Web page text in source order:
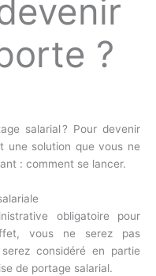
?
salarial ? Pour devenir
une solution que vous ne
: comment se lancer.
obligatoire pour
vous ne serez pas
considéré en partie
de portage salarial.